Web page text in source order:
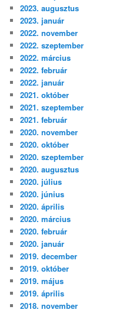
2023. augusztus
2023. január
2022. november
2022. szeptember
2022. március
2022. február
2022. január
2021. október
2021. szeptember
2021. február
2020. november
2020. október
2020. szeptember
2020. augusztus
2020. július
2020. június
2020. április
2020. március
2020. február
2020. január
2019. december
2019. október
2019. május
2019. április
2018. november